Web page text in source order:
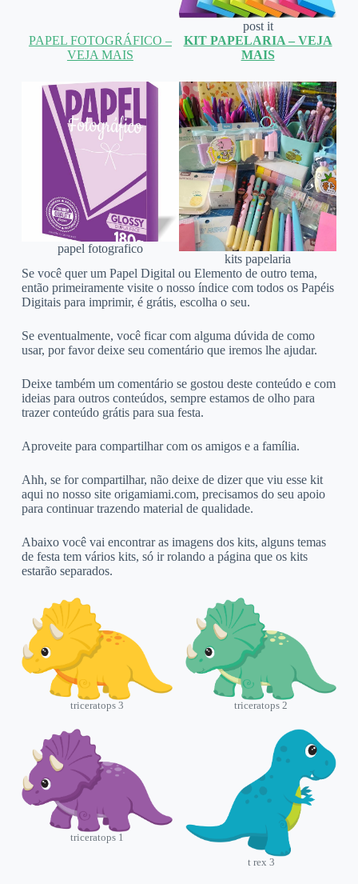
post it
PAPEL FOTOGRÁFICO –
VEJA MAIS
papel fotografico
KIT PAPELARIA – VEJA
MAIS
kits papelaria
Se você quer um Papel Digital ou Elemento de outro tema,
então primeiramente visite o nosso índice com todos os Papéis
Digitais para imprimir, é grátis, escolha o seu.
Se eventualmente, você ficar com alguma dúvida de como
usar, por favor deixe seu comentário que iremos lhe ajudar.
Deixe também um comentário se gostou deste conteúdo e com
ideias para outros conteúdos, sempre estamos de olho para
trazer conteúdo grátis para sua festa.
Aproveite para compartilhar com os amigos e a família.
Ahh, se for compartilhar, não deixe de dizer que viu esse kit
aqui no nosso site origamiami.com, precisamos do seu apoio
para continuar trazendo material de qualidade.
Abaixo você vai encontrar as imagens dos kits, alguns temas
de festa tem vários kits, só ir rolando a página que os kits
estarão separados.
triceratops 3 triceratops 2
triceratops 1
t rex 3